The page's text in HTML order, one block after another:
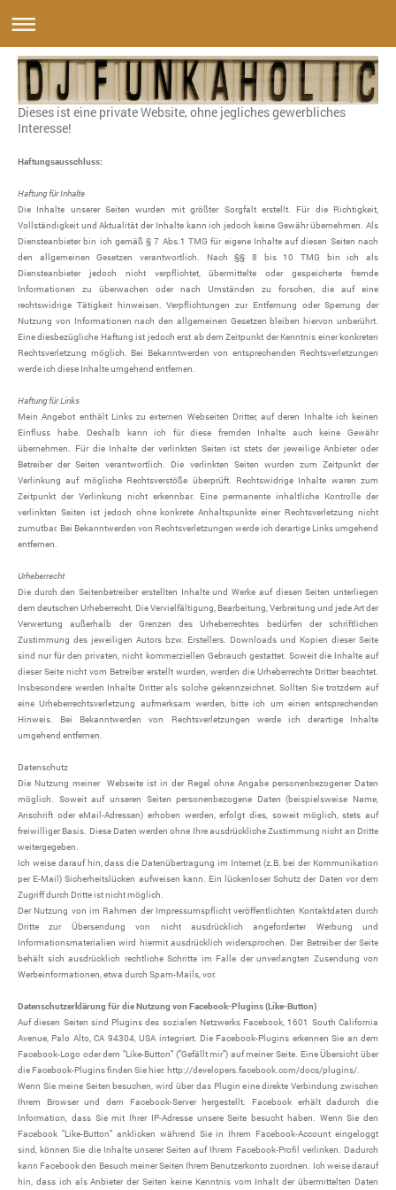
Dieses ist eine private Website, ohne jegliches gewerbliches
Interesse!
Haftungsausschluss:
Haftung für Inhalte
Die Inhalte unserer Seiten wurden mit größter Sorgfalt erstellt. Für die Richtigkeit,
Vollständigkeit und Aktualität der Inhalte kann ich jedoch keine Gewähr übernehmen. Als
Diensteanbieter bin ich gemäß § 7 Abs.1 TMG für eigene Inhalte auf diesen Seiten nach
den allgemeinen Gesetzen verantwortlich. Nach §§ 8 bis 10 TMG bin ich als
Diensteanbieter jedoch nicht verpflichtet, übermittelte oder gespeicherte fremde
Informationen zu überwachen oder nach Umständen zu forschen, die auf eine
rechtswidrige Tätigkeit hinweisen. Verpflichtungen zur Entfernung oder Sperrung der
Nutzung von Informationen nach den allgemeinen Gesetzen bleiben hiervon unberührt.
Eine diesbezügliche Haftung ist jedoch erst ab dem Zeitpunkt der Kenntnis einer konkreten
Rechtsverletzung möglich. Bei Bekanntwerden von entsprechenden Rechtsverletzungen
werde ich diese Inhalte umgehend entfernen.
Haftung für Links
Mein Angebot enthält Links zu externen Webseiten Dritter, auf deren Inhalte ich keinen
Einfluss habe. Deshalb kann ich für diese fremden Inhalte auch keine Gewähr
übernehmen. Für die Inhalte der verlinkten Seiten ist stets der jeweilige Anbieter oder
Betreiber der Seiten verantwortlich. Die verlinkten Seiten wurden zum Zeitpunkt der
Verlinkung auf mögliche Rechtsverstöße überprüft. Rechtswidrige Inhalte waren zum
Zeitpunkt der Verlinkung nicht erkennbar. Eine permanente inhaltliche Kontrolle der
verlinkten Seiten ist jedoch ohne konkrete Anhaltspunkte einer Rechtsverletzung nicht
zumutbar. Bei Bekanntwerden von Rechtsverletzungen werde ich derartige Links umgehend
entfernen.
Urheberrecht
Die durch den Seitenbetreiber erstellten Inhalte und Werke auf diesen Seiten unterliegen
dem deutschen Urheberrecht. Die Vervielfältigung, Bearbeitung, Verbreitung und jede Art der
Verwertung außerhalb der Grenzen des Urheberrechtes bedürfen der schriftlichen
Zustimmung des jeweiligen Autors bzw. Erstellers. Downloads und Kopien dieser Seite
sind nur für den privaten, nicht kommerziellen Gebrauch gestattet. Soweit die Inhalte auf
dieser Seite nicht vom Betreiber erstellt wurden, werden die Urheberrechte Dritter beachtet.
Insbesondere werden Inhalte Dritter als solche gekennzeichnet. Sollten Sie trotzdem auf
eine Urheberrechtsverletzung aufmerksam werden, bitte ich um einen entsprechenden
Hinweis. Bei Bekanntwerden von Rechtsverletzungen werde ich derartige Inhalte
umgehend entfernen.
Datenschutz
Die Nutzung meiner Webseite ist in der Regel ohne Angabe personenbezogener Daten
möglich. Soweit auf unseren Seiten personenbezogene Daten (beispielsweise Name,
Anschrift oder eMail-Adressen) erhoben werden, erfolgt dies, soweit möglich, stets auf
freiwilliger Basis. Diese Daten werden ohne Ihre ausdrückliche Zustimmung nicht an Dritte
weitergegeben.
Ich weise darauf hin, dass die Datenübertragung im Internet (z.B. bei der Kommunikation
per E-Mail) Sicherheitslücken aufweisen kann. Ein lückenloser Schutz der Daten vor dem
Zugriff durch Dritte ist nicht möglich.
Der Nutzung von im Rahmen der Impressumspflicht veröffentlichten Kontaktdaten durch
Dritte zur Übersendung von nicht ausdrücklich angeforderter Werbung und
Informationsmaterialien wird hiermit ausdrücklich widersprochen. Der Betreiber der Seite
behält sich ausdrücklich rechtliche Schritte im Falle der unverlangten Zusendung von
Werbeinformationen, etwa durch Spam-Mails, vor.
Datenschutzerklärung für die Nutzung von Facebook-Plugins (Like-Button)
Auf diesen Seiten sind Plugins des sozialen Netzwerks Facebook, 1601 South California
Avenue, Palo Alto, CA 94304, USA integriert. Die Facebook-Plugins erkennen Sie an dem
Facebook-Logo oder dem "Like-Button" ("Gefällt mir") auf meiner Seite. Eine Übersicht über
die Facebook-Plugins finden Sie hier: http://developers.facebook.com/docs/plugins/.
Wenn Sie meine Seiten besuchen, wird über das Plugin eine direkte Verbindung zwischen
Ihrem Browser und dem Facebook-Server hergestellt. Facebook erhält dadurch die
Information, dass Sie mit Ihrer IP-Adresse unsere Seite besucht haben. Wenn Sie den
Facebook "Like-Button" anklicken während Sie in Ihrem Facebook-Account eingeloggt
sind, können Sie die Inhalte unserer Seiten auf Ihrem Facebook-Profil verlinken. Dadurch
kann Facebook den Besuch meiner Seiten Ihrem Benutzerkonto zuordnen. Ich weise darauf
hin, dass ich als Anbieter der Seiten keine Kenntnis vom Inhalt der übermittelten Daten